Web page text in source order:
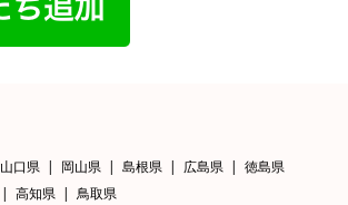
山口県 岡山県 島根県 広島県
徳島県
高知県
鳥取県